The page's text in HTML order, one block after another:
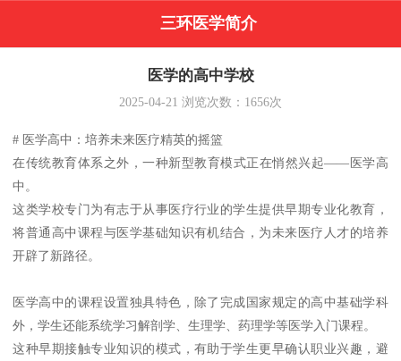
三环医学简介
医学的高中学校
2025-04-21 浏览次数： 1656次
# 医学高中：培养未来医疗精英的摇篮
在传统教育体系之外，一种新型教育模式正在悄然兴起——医学高
中。
这类学校专门为有志于从事医疗行业的学生提供早期专业化教育，
将普通高中课程与医学基础知识有机结合，为未来医疗人才的培养
开辟了新路径。
医学高中的课程设置独具特色，除了完成国家规定的高中基础学科
外，学生还能系统学习解剖学、生理学、药理学等医学入门课程。
这种早期接触专业知识的模式，有助于学生更早确认职业兴趣，避